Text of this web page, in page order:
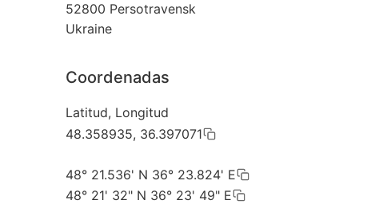
52800 Persotravensk
Ukraine
Coordenadas
Latitud, Longitud
48.358935, 36.397071
48° 21.536' N 36° 23.824' E
48° 21' 32" N 36° 23' 49" E